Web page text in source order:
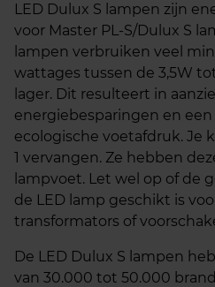
LED Dulux S lampen zijn
voor Master PL-S/Dulux S
lampen verbruiken veel
wattages tussen de 3,5W
lager. Dit resulteert in
energiebesparingen en
ecologische voetafdruk. Je
1 vervangen. Ze hebben
lampvoet. Let wel op of de
de LED lamp geschikt is
transformators of
De LED Dulux S lampen
van 30.000 tot 50.000